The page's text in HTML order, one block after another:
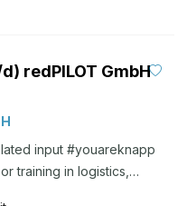
redPILOT GmbH
training in logistics,